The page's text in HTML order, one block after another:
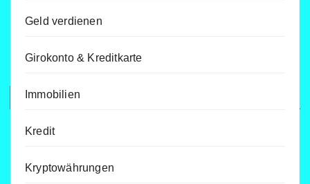
Geld verdienen
Girokonto & Kreditkarte
Immobilien
Kredit
Kryptowährungen